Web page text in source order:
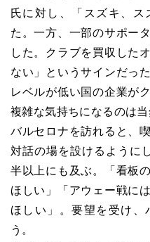
氏に対し、「スズキ、ス
た。一方、一部のサポー
した。クラブを買収した
ない」というサインだっ
レベルが低い国の企業が
複雑な気持ちになるのは当
バルセロナを訪れると、
対話の場を設けるように
半以上にも及ぶ。「看板
ほしい」「アウェー戦に
ほしい」。要望を受け、
う。